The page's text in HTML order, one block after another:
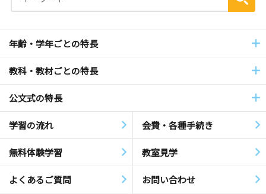
年齢・学年ごとの特長
教科・教材ごとの特長
公文式の特長
学習の流れ 会費・各種手続き
無料体験学習 教室見学
よくあるご質問 お問い合わせ